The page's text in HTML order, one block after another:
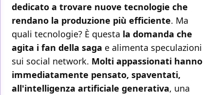
dedicato a trovare nuove tecnologie che
rendano la produzione più efficiente. Ma
quali tecnologie? È questa la domanda che
agita i fan della saga e alimenta speculazioni
sui social network. Molti appassionati hanno
immediatamente pensato, spaventati,
all'intelligenza artificiale generativa, una